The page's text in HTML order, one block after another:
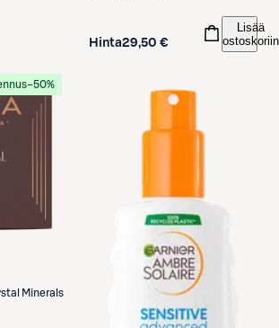
Hinta29,50 €
Lisää
ostoskoriin
−50%
Minerals